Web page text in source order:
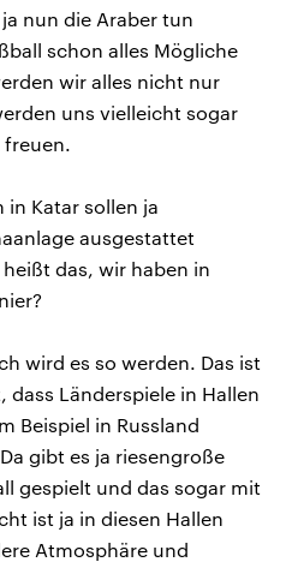
nun die Araber tun
schon alles Mögliche
wir alles nicht nur
uns vielleicht sogar
freuen.
in Katar sollen ja
ausgestattet
das, wir haben in
wird es so werden. Das ist
dass Länderspiele in Hallen
Beispiel in Russland
gibt es ja riesengroße
gespielt und das sogar mit
ist ja in diesen Hallen
Atmosphäre und